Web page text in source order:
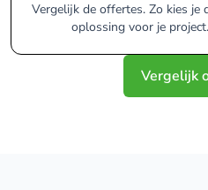
Vergelijk de offertes. Zo kies je
oplossing voor je
Vergelijk